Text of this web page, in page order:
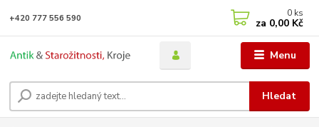
Menu
Hledat
+420 777 556 590 0 ks
za 0,00 Kč